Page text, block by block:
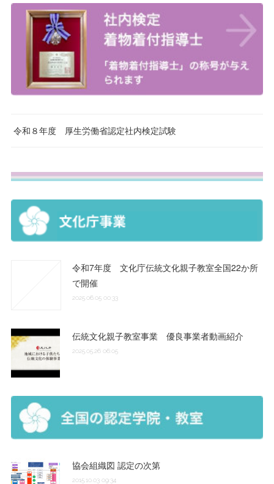
令和８年度 厚生労働省認定社内検定試験
令和7年度 文化庁伝統文化親子教室全国22か所
で開催
2025.06.05 00:33
伝統文化親子教室事業 優良事業者動画紹介
2025.05.26 06:05
協会組織図 認定の次第
2015.10.03 09:34